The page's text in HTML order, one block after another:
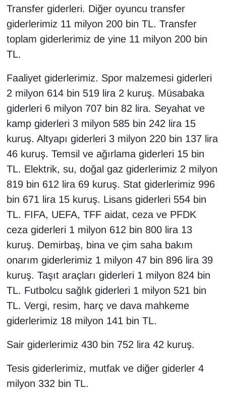
Transfer giderleri. Diğer oyuncu transfer
giderlerimiz 11 milyon 200 bin TL. Transfer
toplam giderlerimiz de yine 11 milyon 200 bin
TL.
Faaliyet giderlerimiz. Spor malzemesi giderleri
2 milyon 614 bin 519 lira 2 kuruş. Müsabaka
giderleri 6 milyon 707 bin 82 lira. Seyahat ve
kamp giderleri 3 milyon 585 bin 242 lira 15
kuruş. Altyapı giderleri 3 milyon 220 bin 137 lira
46 kuruş. Temsil ve ağırlama giderleri 15 bin
TL. Elektrik, su, doğal gaz giderlerimiz 2 milyon
819 bin 612 lira 69 kuruş. Stat giderlerimiz 996
bin 671 lira 15 kuruş. Lisans giderleri 554 bin
TL. FIFA, UEFA, TFF aidat, ceza ve PFDK
ceza giderleri 1 milyon 612 bin 800 lira 13
kuruş. Demirbaş, bina ve çim saha bakım
onarım giderlerimiz 1 milyon 47 bin 896 lira 39
kuruş. Taşıt araçları giderleri 1 milyon 824 bin
TL. Futbolcu sağlık giderleri 1 milyon 521 bin
TL. Vergi, resim, harç ve dava mahkeme
giderlerimiz 18 milyon 141 bin TL.
Sair giderlerimiz 430 bin 752 lira 42 kuruş.
Tesis giderlerimiz, mutfak ve diğer giderler 4
milyon 332 bin TL.